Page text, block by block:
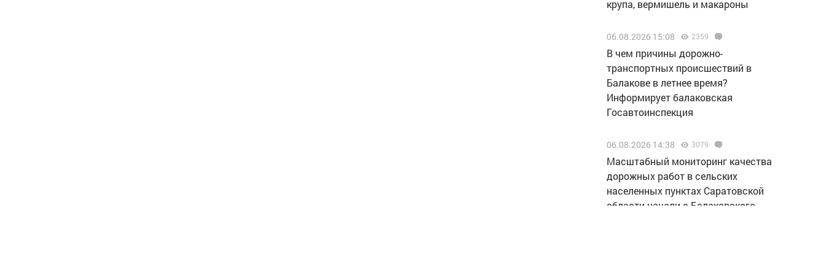
крупа, вермишель и макароны
06.08.2026 15:08 2359
В чем причины дорожно-
транспортных происшествий в
Балакове в летнее время?
Информирует балаковская
Госавтоинспекция
06.08.2026 14:38 3079
Масштабный мониторинг качества
дорожных работ в сельских
населенных пунктах Саратовской
области начали с Балаковского